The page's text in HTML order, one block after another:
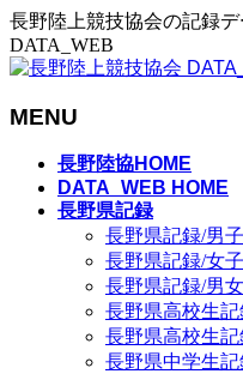
長野陸上競技協会の記録
DATA_WEB
MENU
長野陸協HOME
DATA_WEB HOME
長野県記録
長野県記録/男子
長野県記録/女子
長野県記録/男女
長野県高校生記
長野県高校生記
長野県中学生記